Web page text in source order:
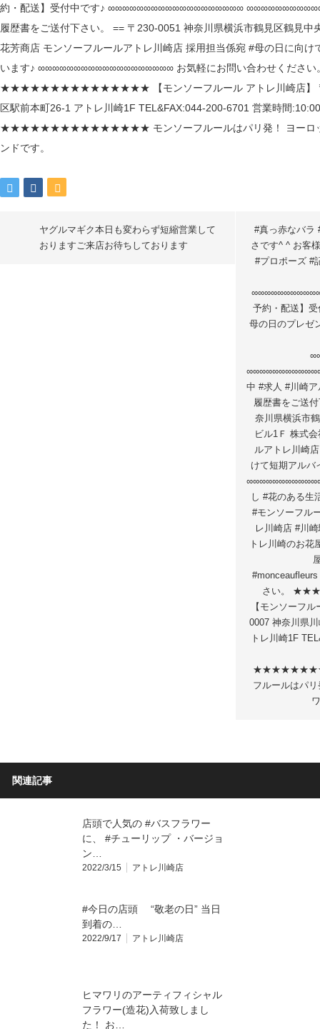
ヤグルマギク本日も変わらず短縮営業して
おりますご来店お待ちしております
#真っ赤なバラ
さです^ ^ お客
#プロポーズ #
予約・配送】
母の日のプレゼ
中 #求人 #川崎
履歴書をご送
奈川県横浜市
ビル1Ｆ 株式
ルアトレ川崎
けて短期アルバ
し #花のある生
#モンソーフル
レ川崎店 #川
トレ川崎のお花
さい。
【モンソーフ
0007 神奈川県
トレ川崎1F
フルールはパ
関連記事
店頭で人気の #バスフラワー
に、 #チューリップ ・バージョ
ン…
2022/3/15 アトレ川崎店
#今日の店頭 “敬老の日” 当日
到着の…
2022/9/17 アトレ川崎店
ヒマワリのアーティフィシャル
フラワー(造花)入荷致しまし
た！ お…